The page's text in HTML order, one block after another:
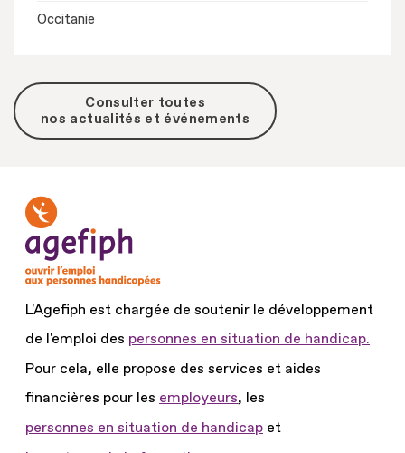
Occitanie
Consulter toutes
nos actualités et événements
L'Agefiph est chargée de soutenir le développement
de l'emploi des personnes en situation de handicap.
Pour cela, elle propose des services et aides
financières pour les employeurs, les
personnes en situation de handicap et